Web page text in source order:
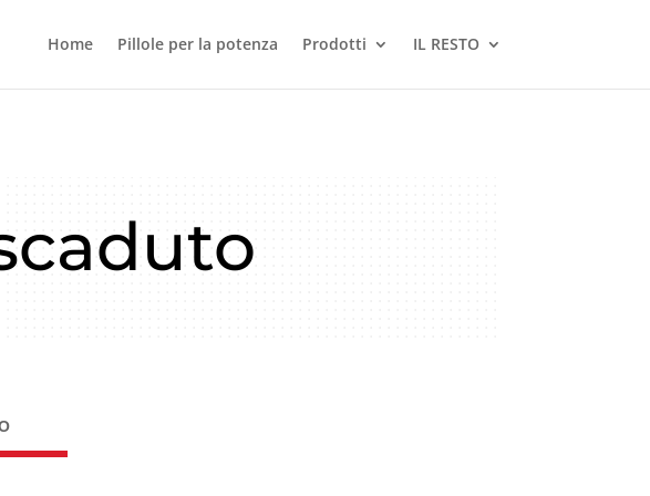
Home Pillole per la potenza Prodotti IL RESTO